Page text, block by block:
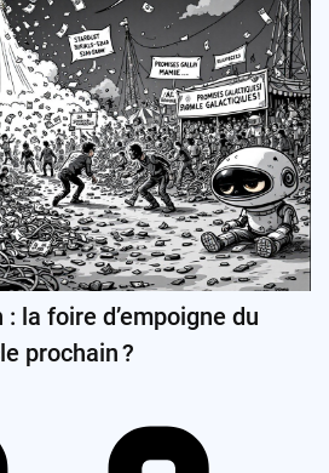
la foire d’empoigne du
prochain ?